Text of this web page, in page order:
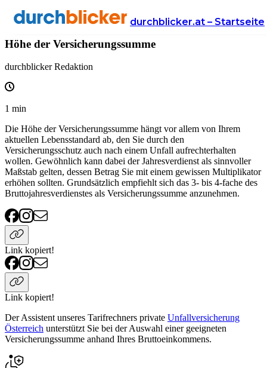
durchblicker.at – Startseite
Wissen Versicherung unfallversicherung
Höhe der Versicherungssumme
durchblicker Redaktion
1 min
Die Höhe der Versicherungssumme hängt vor allem von Ihrem
aktuellen Lebensstandard ab, den Sie durch den
Versicherungsschutz auch nach einem Unfall aufrechterhalten
wollen. Gewöhnlich kann dabei der Jahresverdienst als sinnvoller
Maßstab gelten, dessen Betrag Sie mit einem gewissen Multiplikator
erhöhen sollten. Grundsätzlich empfiehlt sich das 3- bis 4-fache des
Bruttojahresverdienstes als Versicherungssumme anzunehmen.
Link kopiert!
Link kopiert!
Der Assistent unseres Tarifrechners private Unfallversicherung
Österreich unterstützt Sie bei der Auswahl einer geeigneten
Versicherungssumme anhand Ihres Bruttoeinkommens.